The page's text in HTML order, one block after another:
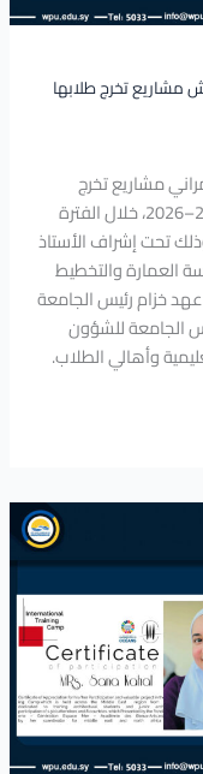
مشاريع تخرج طلابها
مشاريع تخرج
طلابها للفصل الأول من العام الدراسي 2025–2026، خلال الفترة
من 28 آذار ولغاية 1 نيسان 2026، وذلك تحت إشراف الأستاذ
العمارة والتخطيط
عهد خزام رئيس الجامعة
الجامعة للشؤون
وأهالي الطلاب.